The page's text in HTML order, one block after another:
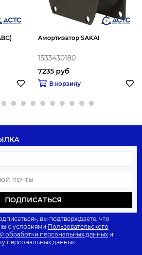
Амортизатор SAKAI
1533430180
7235 руб
В корзину
ПОДПИСАТЬСЯ
вы подтверждаете, что
с условиями Пользовательского
обработки персональных данных и
персональных данных